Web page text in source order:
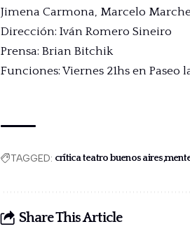
Jimena Carmona, Marcelo
Dirección: Iván Romero Sineiro
Prensa: Brian Bitchik
Funciones: Viernes 21hs en Paseo
TAGGED: crítica teatro buenos aires
Share This Article